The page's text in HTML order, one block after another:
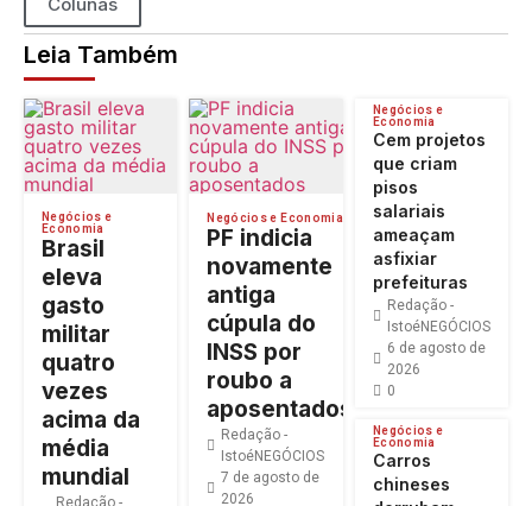
Leia Também
Negócios e
Economia
Brasil
eleva
gasto
militar
quatro
vezes
acima da
média
mundial
Redação -
Negócios e Economia
PF indicia
novamente
antiga
cúpula do
INSS por
roubo a
aposentados
Redação -
IstoéNEGÓCIOS
7 de agosto de
2026
Negócios e
Economia
Cem projetos
que criam
pisos
salariais
ameaçam
asfixiar
prefeituras
Redação -
IstoéNEGÓCIOS
6 de agosto de
2026
0
Negócios e
Economia
Carros
chineses